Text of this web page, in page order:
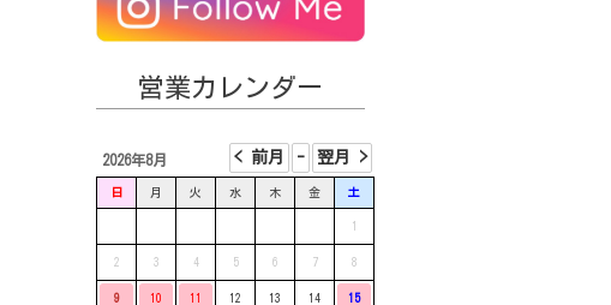
営業カレンダー
2026年8月
日 月 火 水 木 金 土
1
2 3 4 5 6 7 8
9 10 11 12 13 14 15